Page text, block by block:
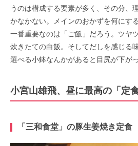
うのは構成する要素が多く、その分、
かなかない。メインのおかずを何にす
一番重要なのは「ご飯」だろう。ツヤ
炊きたての白飯。そしてだしを感じる
選べる小鉢なんかがあると目尻が下が
小宮山雄飛、昼に最高の「定食
「三和食堂」の豚生姜焼き定食